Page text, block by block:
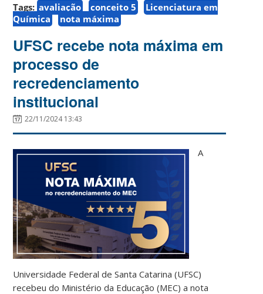
Tags: avaliação conceito 5
Licenciatura em
Química
nota máxima
UFSC recebe nota máxima em
processo de
recredenciamento
institucional
22/11/2024 13:43
A
Universidade Federal de Santa Catarina (UFSC)
recebeu do Ministério da Educação (MEC) a nota